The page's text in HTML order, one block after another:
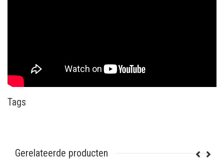
Tags
Gerelateerde producten